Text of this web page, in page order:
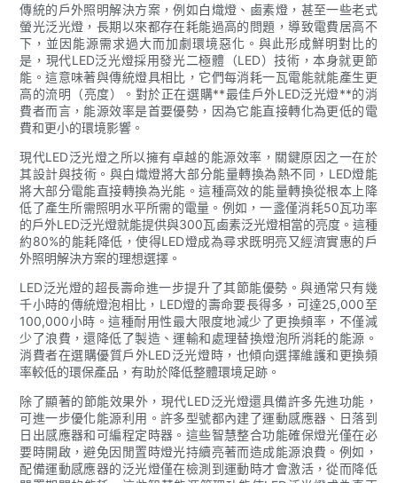
傳統的戶外照明解決方案，例如白熾燈、鹵素燈，甚至一些老式
螢光泛光燈，長期以來都存在耗能過高的問題，導致電費居高不
下，並因能源需求過大而加劇環境惡化。與此形成鮮明對比的
是，現代LED泛光燈採用發光二極體（LED）技術，本身就更節
能。這意味著與傳統燈具相比，它們每消耗一瓦電能就能產生更
高的流明（亮度）。對於正在選購**最佳戶外LED泛光燈**的消
費者而言，能源效率是首要優勢，因為它能直接轉化為更低的電
費和更小的環境影響。
現代LED泛光燈之所以擁有卓越的能源效率，關鍵原因之一在於
其設計與技術。與白熾燈將大部分能量轉換為熱不同，LED燈能
將大部分電能直接轉換為光能。這種高效的能量轉換從根本上降
低了產生所需照明水平所需的電量。例如，一盞僅消耗50瓦功率
的戶外LED泛光燈就能提供與300瓦鹵素泛光燈相當的亮度。這種
約80%的能耗降低，使得LED燈成為尋求既明亮又經濟實惠的戶
外照明解決方案的理想選擇。
LED泛光燈的超長壽命進一步提升了其節能優勢。與通常只有幾
千小時的傳統燈泡相比，LED燈的壽命要長得多，可達25,000至
100,000小時。這種耐用性最大限度地減少了更換頻率，不僅減
少了浪費，還降低了製造、運輸和處理替換燈泡所消耗的能源。
消費者在選購優質戶外LED泛光燈時，也傾向選擇維護和更換頻
率較低的環保產品，有助於降低整體環境足跡。
除了顯著的節能效果外，現代LED泛光燈還具備許多先進功能，
可進一步優化能源利用。許多型號都內建了運動感應器、日落到
日出感應器和可編程定時器。這些智慧整合功能確保燈光僅在必
要時開啟，避免因閒置時燈光持續亮著而造成能源浪費。例如，
配備運動感應器的泛光燈僅在檢測到運動時才會激活，從而降低